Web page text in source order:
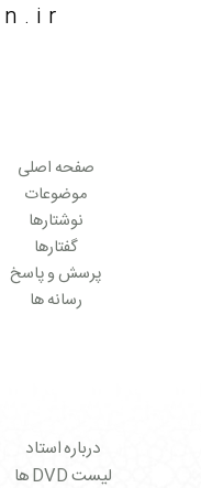
صفحه اصلی
موضوعات
نوشتارها
گفتارها
پرسش و پاسخ
رسانه ها
درباره استاد
لیست DVD ها